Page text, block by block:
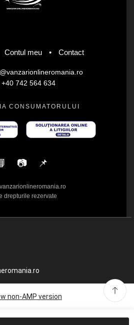
Contul meu • Contact
+40 742 564 634
CONSUMATORULUI
📷 📌
drepturile rezervate
non-AMP version